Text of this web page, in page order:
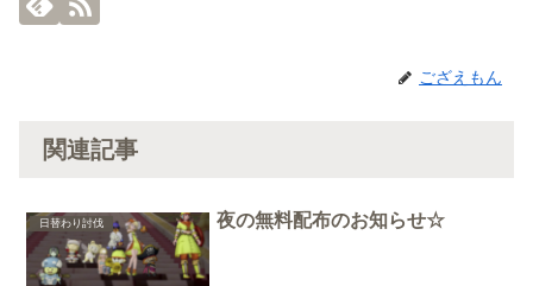
ござえもん
関連記事
日替わり討伐 夜の無料配布のお知らせ☆